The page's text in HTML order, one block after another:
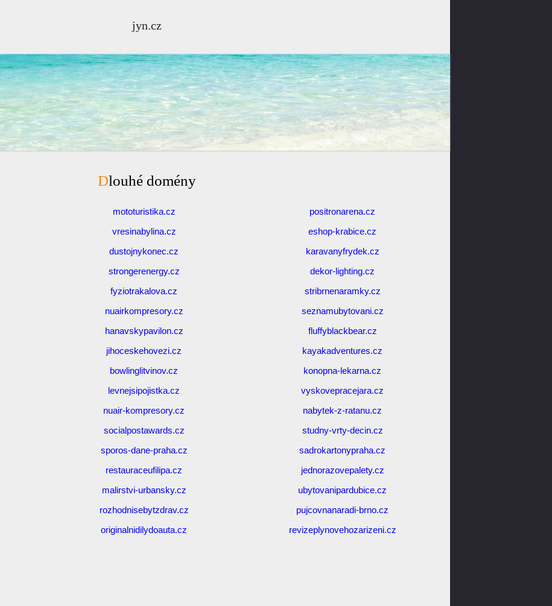
jyn.cz
Dlouhé domény
mototuristika.cz
positronarena.cz
vresinabylina.cz
eshop-krabice.cz
dustojnykonec.cz
karavanyfrydek.cz
strongerenergy.cz
dekor-lighting.cz
fyziotrakalova.cz
stribrnenaramky.cz
nuairkompresory.cz
seznamubytovani.cz
hanavskypavilon.cz
fluffyblackbear.cz
jihoceskehovezi.cz
kayakadventures.cz
bowlinglitvinov.cz
konopna-lekarna.cz
levnejsipojistka.cz
vyskovepracejara.cz
nuair-kompresory.cz
nabytek-z-ratanu.cz
socialpostawards.cz
studny-vrty-decin.cz
sporos-dane-praha.cz
sadrokartonypraha.cz
restauraceufilipa.cz
jednorazovepalety.cz
malirstvi-urbansky.cz
ubytovanipardubice.cz
rozhodnisebytzdrav.cz
pujcovnanaradi-brno.cz
originalnidilydoauta.cz revizeplynovehozarizeni.cz